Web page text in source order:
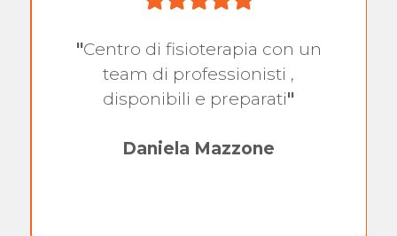
"Centro di fisioterapia con un
team di professionisti ,
disponibili e preparati"
Daniela Mazzone